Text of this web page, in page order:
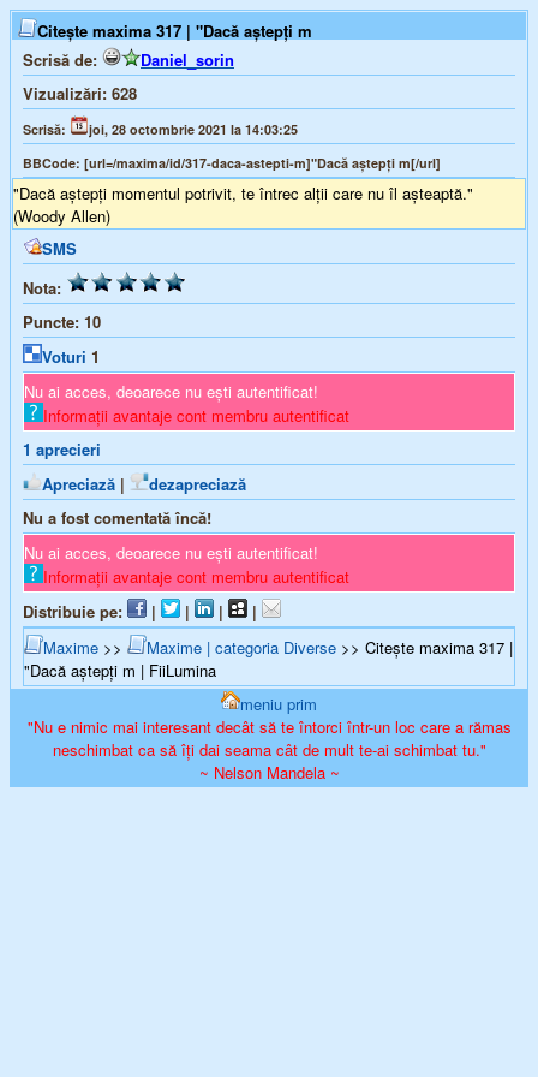
Citește maxima 317 | "Dacă aștepți m
Scrisă de:
Daniel_sorin
Vizualizări: 628
Scrisă:
joi, 28 octombrie 2021 la 14:03:25
BBCode: [url=/maxima/id/317-daca-astepti-m]"Dacă aștepți m[/url]
"Dacă aștepți momentul potrivit, te întrec alții care nu îl așteaptă."
(Woody Allen)
SMS
Nota:
Puncte: 10
Voturi 1
Nu ai acces, deoarece nu ești autentificat!
Informații avantaje cont membru autentificat
1 aprecieri
Apreciază |
dezapreciază
Nu a fost comentată încă!
Nu ai acces, deoarece nu ești autentificat!
Informații avantaje cont membru autentificat
Distribuie pe:
| | |
|
Maxime >> Maxime | categoria Diverse >> Citește maxima 317 |
"Dacă aștepți m | FiiLumina
meniu prim
"Nu e nimic mai interesant decât să te întorci într-un loc care a rămas
neschimbat ca să îți dai seama cât de mult te-ai schimbat tu."
~ Nelson Mandela ~